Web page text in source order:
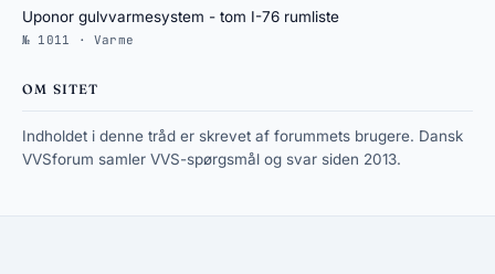
Uponor gulvvarmesystem - tom I-76 rumliste
№ 1011 · Varme
OM SITET
Indholdet i denne tråd er skrevet af forummets brugere. Dansk
VVSforum samler VVS-spørgsmål og svar siden 2013.